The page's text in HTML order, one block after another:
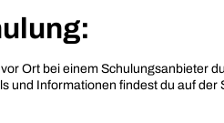
Ort bei einem Schulungsanbieter
und Informationen findest du auf der